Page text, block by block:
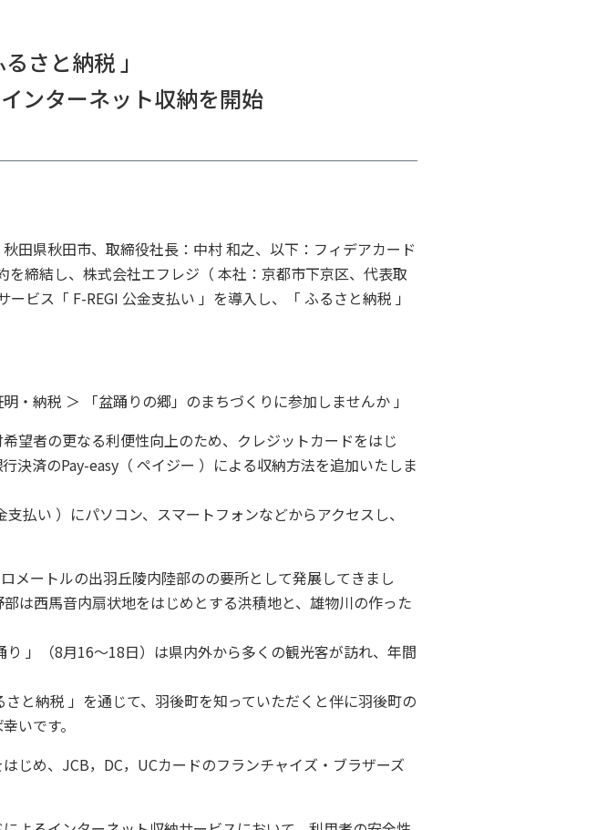
さと納税 」
ンターネット収納を開始
田県秋田市、取締役社長：中村 和之、以下：フィデアカード
締結し、株式会社エフレジ（ 本社：京都市下京区、代表取
ビス「 F-REGI 公金支払い 」を導入し、「 ふるさと納税 」
税 ＞ 「盆踊りの郷」のまちづくりに参加しませんか 」
望者の更なる利便性向上のため、クレジットカードをはじ
決済のPay-easy（ ペイジー ）による収納方法を追加いたしま
払い ）にパソコン、スマートフォンなどからアクセスし、
ートルの出羽丘陵内陸部のの要所として発展してきまし
は西馬音内扇状地をはじめとする洪積地と、雄物川の作った
」（8月16〜18日）は県内外から多くの観光客が訪れ、年間
と納税 」を通じて、羽後町を知っていただくと伴に羽後町の
いです。
じめ、JCB，DC，UCカードのフランチャイズ・ブラザーズ